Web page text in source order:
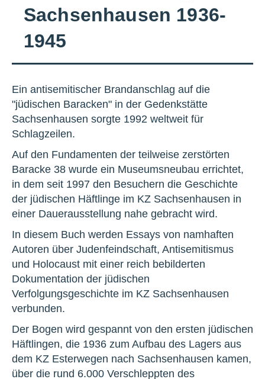
Sachsenhausen 1936-
1945
Ein antisemitischer Brandanschlag auf die
"jüdischen Baracken" in der Gedenkstätte
Sachsenhausen sorgte 1992 weltweit für
Schlagzeilen.
Auf den Fundamenten der teilweise zerstörten
Baracke 38 wurde ein Museumsneubau errichtet,
in dem seit 1997 den Besuchern die Geschichte
der jüdischen Häftlinge im KZ Sachsenhausen in
einer Dauerausstellung nahe gebracht wird.
In diesem Buch werden Essays von namhaften
Autoren über Judenfeindschaft, Antisemitismus
und Holocaust mit einer reich bebilderten
Dokumentation der jüdischen
Verfolgungsgeschichte im KZ Sachsenhausen
verbunden.
Der Bogen wird gespannt von den ersten jüdischen
Häftlingen, die 1936 zum Aufbau des Lagers aus
dem KZ Esterwegen nach Sachsenhausen kamen,
über die rund 6.000 Verschleppten des